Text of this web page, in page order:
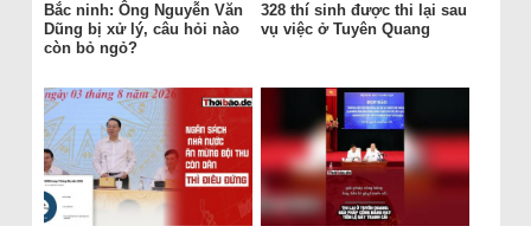
Bắc ninh: Ông Nguyễn Văn
Dũng bị xử lý, câu hỏi nào
còn bỏ ngỏ?
328 thí sinh được thi lại sau
vụ việc ở Tuyên Quang